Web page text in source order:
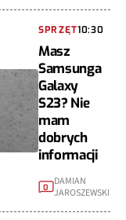
SPRZĘT10:30
Masz
Samsunga
Galaxy
S23? Nie
mam
dobrych
informacji
0
DAMIAN
JAROSZEWSKI